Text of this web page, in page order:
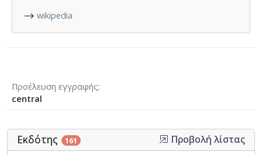
⟶wikipedia
Προέλευση εγγραφής
central
Εκδότης 161 Προβολή λίστας